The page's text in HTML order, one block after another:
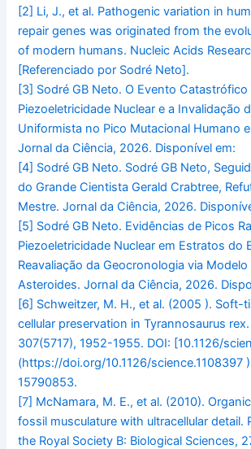
[2] Li, J., et al. Pathogenic variation in
repair genes was originated from the
of modern humans. Nucleic Acids
[Referenciado por Sodré Neto].
[3] Sodré GB Neto. O Evento
Piezoeletricidade Nuclear e a Invalidação
Uniformista no Pico Mutacional Humano
Jornal da Ciência, 2026. Disponível em:
[4] Sodré GB Neto. Sodré GB Neto,
do Grande Cientista Gerald Crabtree,
Mestre. Jornal da Ciência, 2026.
[5] Sodré GB Neto. Evidências de Picos
Piezoeletricidade Nuclear em Estratos do
Reavaliação da Geocronologia via
Asteroides. Jornal da Ciência, 2026.
[6] Schweitzer, M. H., et al. (2005 ). Soft-
cellular preservation in Tyrannosaurus
307(5717), 1952-1955. DOI: [10.1126/
(https://doi.org/10.1126/science.1108397
15790853.
[7] McNamara, M. E., et al. (2010).
fossil musculature with ultracellular detail.
the Royal Society B: Biological Sciences,